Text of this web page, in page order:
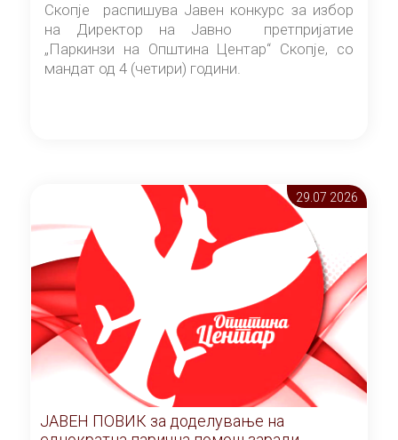
Скопје распишува Јавен конкурс за избор
на Директор на Јавно претпријатие
„Паркинзи на Општина Центар“ Скопје, со
мандат од 4 (четири) години.
29.07 2026
ЈАВЕН ПОВИК за доделување на